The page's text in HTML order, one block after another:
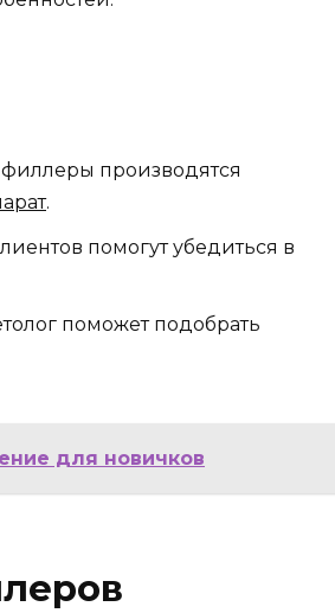
филлеры производятся
.
помогут убедиться в
поможет подобрать
для новичков